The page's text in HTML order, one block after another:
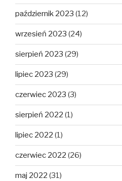
październik 2023 (12)
wrzesień 2023 (24)
sierpień 2023 (29)
lipiec 2023 (29)
czerwiec 2023 (3)
sierpień 2022 (1)
lipiec 2022 (1)
czerwiec 2022 (26)
maj 2022 (31)